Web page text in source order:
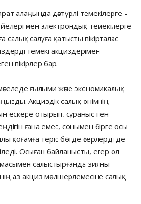
алаңында дәстүрлі темекілерге –
мен электрондық темекілерге
салық салуға қатысты пікірталас
темекі акциздерімен
пікірлер бар.
ғылыми және экономикалық
Акциздік салық өнімнің
ескере отырып, сұраныс пен
ғана емес, сонымен бірге осы
қоғамға теріс бөгде әсерлерді де
Осыған байланысты, егер ол
салыстырғанда зияны
аз акциз мөлшерлемесіне салық